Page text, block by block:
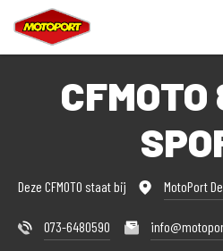
Deze CFMOTO staat bij MotoPort
073-6480590